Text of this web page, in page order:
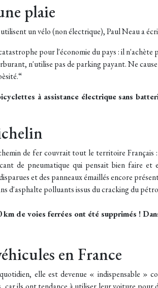
plaie
un vélo (non électrique), Paul Neau a
pour l'économie du pays : il
n'utilise pas de parking payant. Ne
à assistance électrique sans
de fer couvrait tout le territoire
de pneumatique qui pensait bien faire et
et des panneaux émaillés encore
d'asphalte polluants issus du cracking du
km de voies ferrées ont été supprimés !
en France
elle est devenue « indispensable »